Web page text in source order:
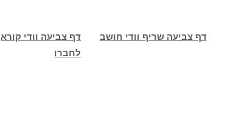
דף צביעה וודי קורא
לחברו
דף צביעה שריף וודי חושב